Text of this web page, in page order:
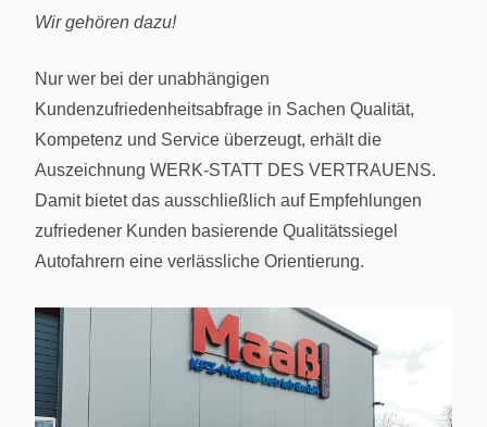
Wir gehören dazu!
Nur wer bei der unabhängigen
Kundenzufriedenheitsabfrage in Sachen Qualität,
Kompetenz und Service überzeugt, erhält die
Auszeichnung WERK-STATT DES VERTRAUENS.
Damit bietet das ausschließlich auf Empfehlungen
zufriedener Kunden basierende Qualitätssiegel
Autofahrern eine verlässliche Orientierung.